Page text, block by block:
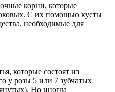
корни, которые
С их помощью кусты
необходимые для
которые состоят из
у розы 5 или 7 зубчатых
Но иногда